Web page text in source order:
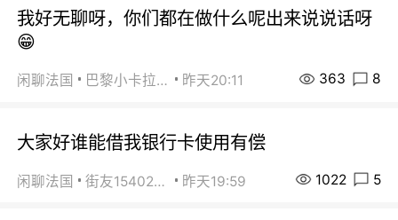
我好无聊呀，你们都在做什么呢出来说说话呀
😁
闲聊法国 巴黎小卡拉咪 昨天20:11 363 8
大家好谁能借我银行卡使用有偿
闲聊法国 街友15402223 昨天19:59 1022 5